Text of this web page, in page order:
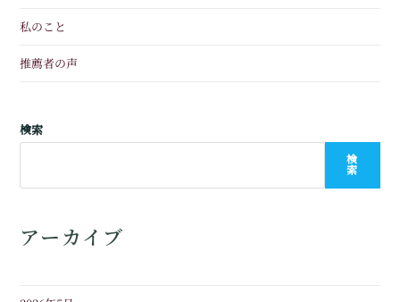
私のこと
推薦者の声
検索
検
索
アーカイブ